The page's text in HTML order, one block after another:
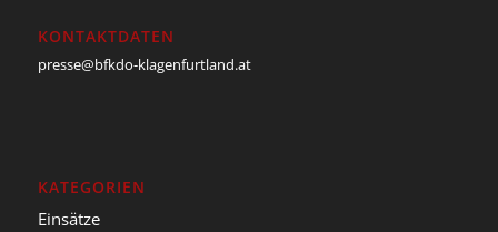
KONTAKTDATEN
presse@bfkdo-klagenfurtland.at
KATEGORIEN
Einsätze